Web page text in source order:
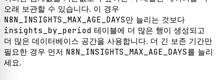
오래 보관할 수 있습니다. 이 경우
N8N_INSIGHTS_MAX_AGE_DAYS만 늘리는 것보다
insights_by_period 테이블에 더 많은 행이 생성되고
더 많은 데이터베이스 공간을 사용합니다. 더 긴 보존 기간만
필요한 경우 먼저 N8N_INSIGHTS_MAX_AGE_DAYS를 늘리
세요.